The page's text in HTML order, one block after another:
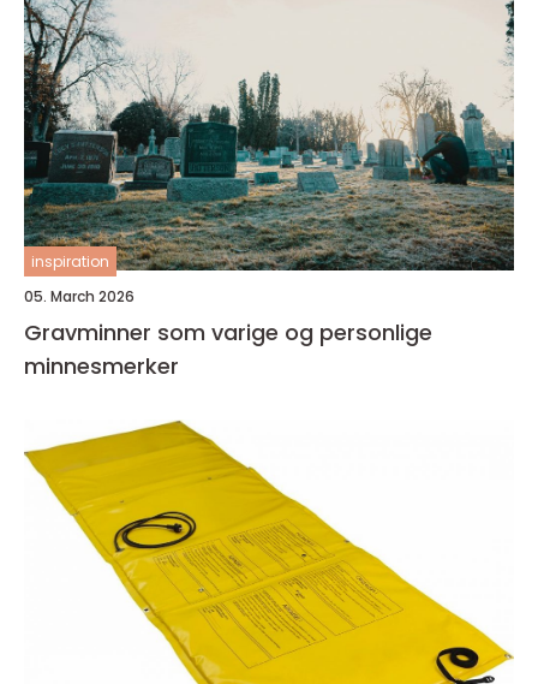
inspiration
05. March 2026
Gravminner som varige og personlige
minnesmerker